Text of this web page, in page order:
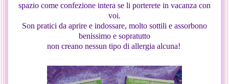
spazio come confezione intera se li porterete in vacanza con
voi.
Son pratici da aprire e indossare, molto sottili e assorbono
benissimo e sopratutto
non creano nessun tipo di allergia alcuna!